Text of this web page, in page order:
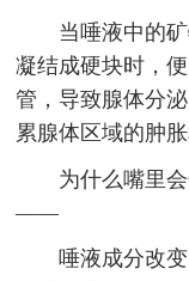
当唾液中的
凝结成硬块时，
管，导致腺体分
累腺体区域的肿胀
为什么嘴里
——
唾液成分改